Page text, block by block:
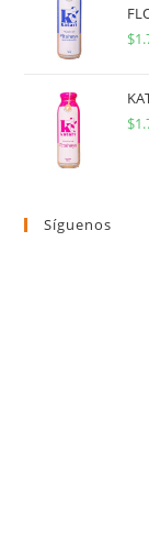
$
$
Síguenos